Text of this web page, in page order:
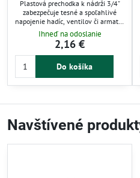
Plastová prechodka k nádrži 3/4"
zabezpečuje tesné a spoľahlivé
napojenie hadíc, ventilov či armatúr
na záhradné a dažďové nádrže.
Odolná voči UV žiareniu a
poveternostným vplyvom,
jednoduchá na montáž bez
špeciálneho náradia. Vhodná pre
závlahu. Utesnenie zabraňuje
inštaláciu.
Ihneď na odoslanie
2,16 €
Do košíka
Navštívené